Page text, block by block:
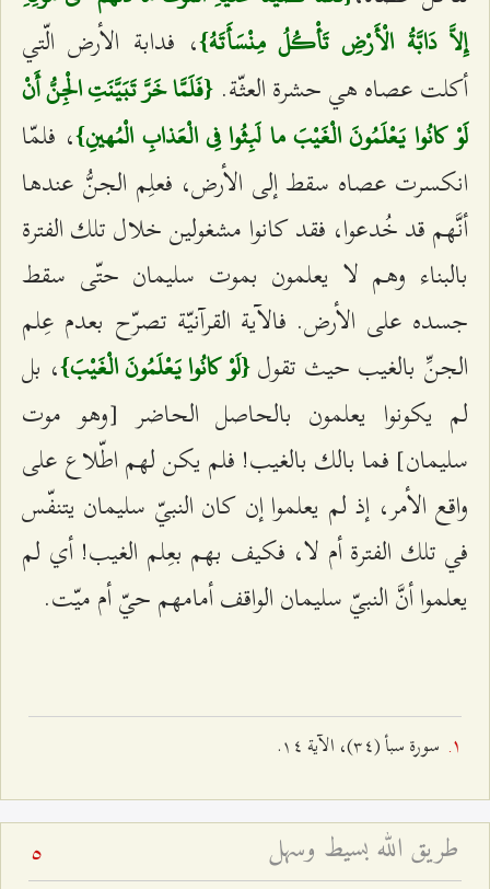
إِلاَّ دَابَّةُ الْأَرْضِ تَأْكُلُ مِنْسَأَتَهُ}، فدابة الأرض الّتي
أكلت عصاه هي حشرة العثّة. {فَلَمَّا خَرَّ تَبَيَّنَتِ الْجِنُّ أَنْ
لَوْ كانُوا يَعْلَمُونَ الْغَيْبَ ما لَبِثُوا فِي الْعَذابِ الْمُهينِ}، فلمّا
انكسرت عصاه سقط إلى الأرض، فعلِم الجنُّ عندها
أنَّهم قد خُدعوا، فقد كانوا مشغولين خلال تلك الفترة
بالبناء وهم لا يعلمون بموت سليمان حتّى سقط
جسده على الأرض. فالآية القرآنيّة تصرّح بعدم عِلم
الجنِّ بالغيب حيث تقول{لَوْ كانُوا يَعْلَمُونَ الْغَيْبَ}، بل
لم يكونوا يعلمون بالحاصل الحاضر [وهو موت
سليمان] فما بالك بالغيب! فلم يكن لهم اطّلاع على
واقع الأمر، إذ لم يعلموا إن كان النبيّ سليمان يتنفّس
في تلك الفترة أم لا، فكيف بهم بعِلم الغيب! أي لم
يعلموا أنَّ النبيّ سليمان الواقف أمامهم حيّ أم ميّت.
سورة سبأ (٣٤)، الآية ۱٤.
طريق الله بسيط وسهل 5